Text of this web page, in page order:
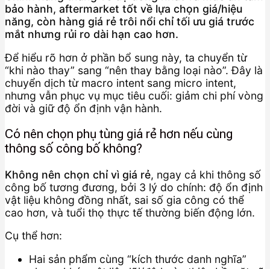
bảo hành, aftermarket tốt về lựa chọn giá/hiệu
năng, còn hàng giá rẻ trôi nổi chỉ tối ưu giá trước
mắt nhưng rủi ro dài hạn cao hơn.
Để hiểu rõ hơn ở phần bổ sung này, ta chuyển từ
“khi nào thay” sang “nên thay bằng loại nào”. Đây là
chuyển dịch từ macro intent sang micro intent,
nhưng vẫn phục vụ mục tiêu cuối: giảm chi phí vòng
đời và giữ độ ổn định vận hành.
Có nên chọn phụ tùng giá rẻ hơn nếu cùng
thông số công bố không?
Không nên chọn chỉ vì giá rẻ, ngay cả khi thông số
công bố tương đương, bởi 3 lý do chính: độ ổn định
vật liệu không đồng nhất, sai số gia công có thể
cao hơn, và tuổi thọ thực tế thường biến động lớn.
Cụ thể hơn:
Hai sản phẩm cùng “kích thước danh nghĩa”